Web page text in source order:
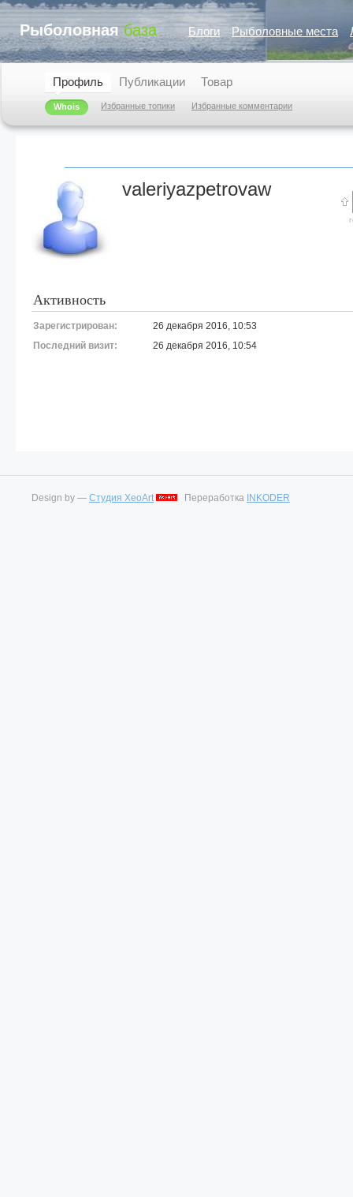
Рыболовная база Блоги Рыболовные места
Профиль
Whois Избранные топики Избранные комментарии
Публикации Товар
valeriyazpetrovaw
Активность
Зарегистрирован:
26 декабря 2016, 10:53
Последний визит:
26 декабря 2016, 10:54
Design by — Студия XeoArt Переработка INKODER